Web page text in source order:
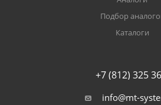
Подбор
Каталоги
+7 (812) 325
info@mt-